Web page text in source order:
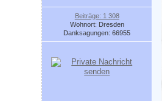
Beiträge: 1 308
Wohnort: Dresden
Danksagungen: 66955